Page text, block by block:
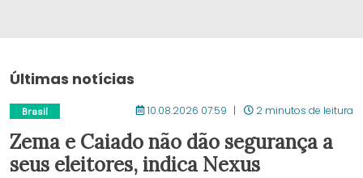
Últimas notícias
Brasil 10.08.2026 07:59 2 minutos de leitura
Zema e Caiado não dão segurança a
seus eleitores, indica Nexus